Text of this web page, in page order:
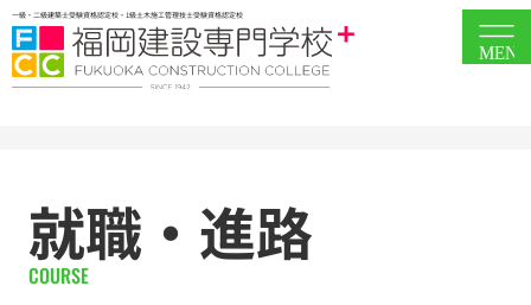
一級・二級建築士受験資格認定校・1級土木施工管理技士受験資格認定校
MENU
就職・進路
COURSE